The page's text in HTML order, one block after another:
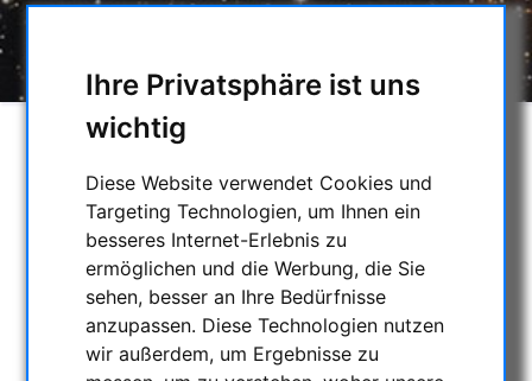
Ihre Privatsphäre ist uns
wichtig
Diese Website verwendet Cookies und
Targeting Technologien, um Ihnen ein
besseres Internet-Erlebnis zu
ermöglichen und die Werbung, die Sie
sehen, besser an Ihre Bedürfnisse
anzupassen. Diese Technologien nutzen
wir außerdem, um Ergebnisse zu